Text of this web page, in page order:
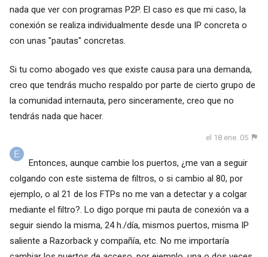
nada que ver con programas P2P. El caso es que mi caso, la
conexión se realiza individualmente desde una IP concreta o
con unas "pautas" concretas.
Si tu como abogado ves que existe causa para una demanda,
creo que tendrás mucho respaldo por parte de cierto grupo de
la comunidad internauta, pero sinceramente, creo que no
tendrás nada que hacer.
el 18 ene. 05
Entonces, aunque cambie los puertos, ¿me van a seguir
colgando con este sistema de filtros, o si cambio al 80, por
ejemplo, o al 21 de los FTPs no me van a detectar y a colgar
mediante el filtro?. Lo digo porque mi pauta de conexión va a
seguir siendo la misma, 24 h./día, mismos puertos, misma IP
saliente a Razorback y compañía, etc. No me importaría